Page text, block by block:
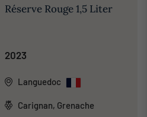
Réserve Rouge 1,5 Liter
2023
Languedoc
Carignan, Grenache